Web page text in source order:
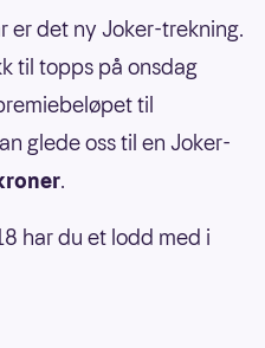
er det ny Joker-trekning.
til topps på onsdag
til
glede oss til en Joker-
.
har du et lodd med i